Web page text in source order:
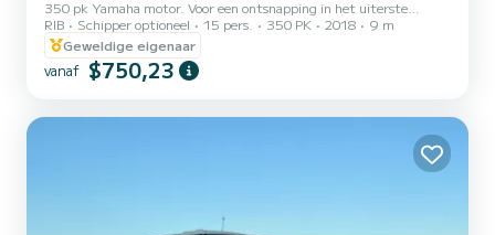
350 pk Yamaha motor. Voor een ontsnapping in het uiterste
zuiden van het eiland, kunt u kustvaart maken om onze mooie
baaien te bezoeken. Geniet van dit turquoise water.
RIB Schipper optioneel 15 pers. 350 PK 2018
9 m
Geweldige eigenaar
vanaf $750,23